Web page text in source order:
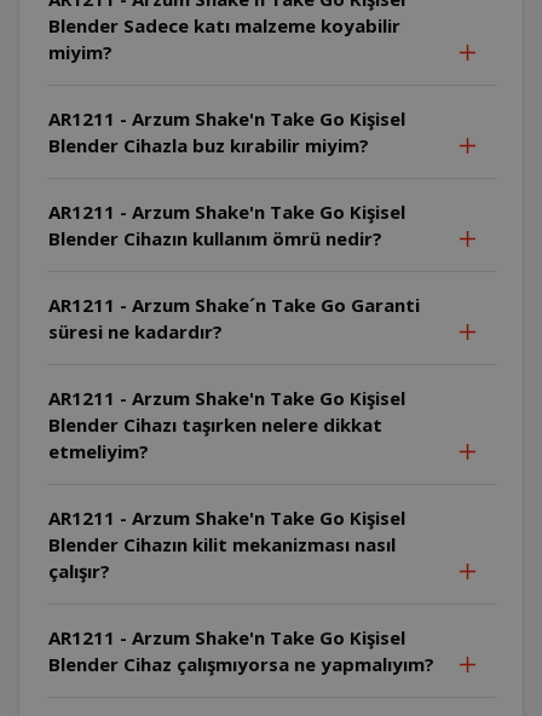
Blender Sadece katı malzeme koyabilir
miyim?
AR1211 - Arzum Shake'n Take Go Kişisel
Blender Cihazla buz kırabilir miyim?
AR1211 - Arzum Shake'n Take Go Kişisel
Blender Cihazın kullanım ömrü nedir?
AR1211 - Arzum Shake´n Take Go Garanti
süresi ne kadardır?
AR1211 - Arzum Shake'n Take Go Kişisel
Blender Cihazı taşırken nelere dikkat
etmeliyim?
AR1211 - Arzum Shake'n Take Go Kişisel
Blender Cihazın kilit mekanizması nasıl
çalışır?
AR1211 - Arzum Shake'n Take Go Kişisel
Blender Cihaz çalışmıyorsa ne yapmalıyım?